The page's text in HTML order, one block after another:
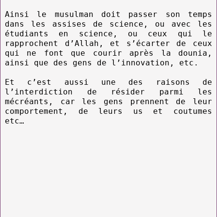
Ainsi le musulman doit passer son temps
dans les assises de science, ou avec les
étudiants en science, ou ceux qui le
rapprochent d’Allah, et s’écarter de ceux
qui ne font que courir après la dounia,
ainsi que des gens de l’innovation, etc.
Et c’est aussi une des raisons de
l’interdiction de résider parmi les
mécréants, car les gens prennent de leur
comportement, de leurs us et coutumes
etc…